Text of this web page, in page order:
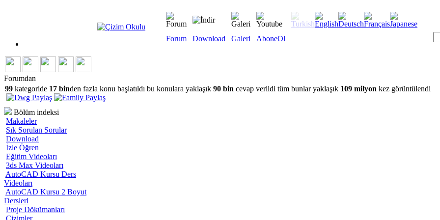
Forum Download Galeri AboneOl
Forumdan
99 kategoride 17 binden fazla konu başlatıldı bu konulara yaklaşık 90 bin cevap verildi tüm bunlar yaklaşık 109 milyon kez görüntülendi
Bölüm indeksi
Makaleler
Sık Sorulan Sorular
Download
İzle Öğren
Eğitim Videoları
3ds Max Videoları
AutoCAD Kursu Ders
Videoları
AutoCAD Kursu 2 Boyut
Dersleri
Proje Dökümanları
Çizimler